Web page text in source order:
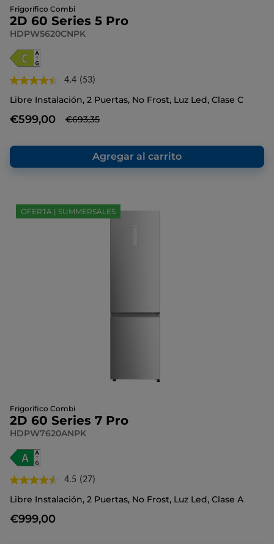
Frigorífico Combi
2D 60 Series 5 Pro
HDPW5620CNPK
4.4 Lea
53
reseñas.
Enlace
en
misma
página.
(53)
Libre Instalación, 2 Puertas, No Frost, Luz Led, Clase C
€599,00 €693,35
Agregar al carrito
OFERTA | SUMMERSALES
Frigorífico Combi
2D 60 Series 7 Pro
HDPW7620ANPK
4.5 Lea
27
reseñas.
(27)
Libre Instalación, 2 Puertas, No Frost, Luz Led, Clase A
€999,00